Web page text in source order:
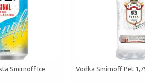
Smirnoff Ice
Vodka Smirnoff Pet